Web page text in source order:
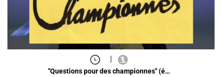
|
"Questions pour des championnes" (é…